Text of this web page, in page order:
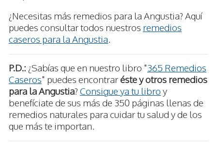
¿Necesitas más remedios para la Angustia? Aquí
puedes consultar todos nuestros remedios
caseros para la Angustia
P.D.: ¿Sabías que en nuestro libro "365 Remedios
Caseros" puedes encontraréste y otros remedios
para la Angustia? Consigue ya tu libro y
benefíciate de sus más de 350 páginas llenas de
remedios naturales para cuidar tu salud y de los
que más te importan.